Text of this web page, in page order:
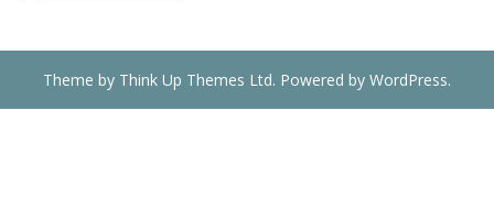
Theme by Think Up Themes Ltd. Powered by WordPress.